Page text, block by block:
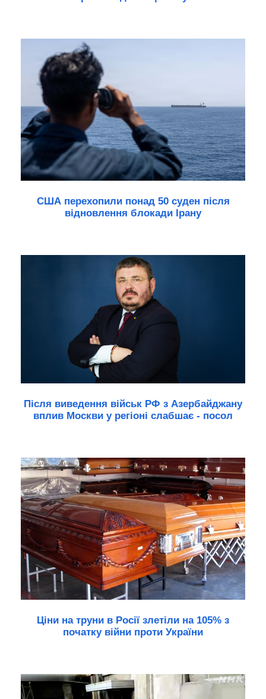
США перехопили понад 50 суден після
відновлення блокади Ірану
Після виведення військ РФ з Азербайджану
вплив Москви у регіоні слабшає - посол
Ціни на труни в Росії злетіли на 105% з
початку війни проти України